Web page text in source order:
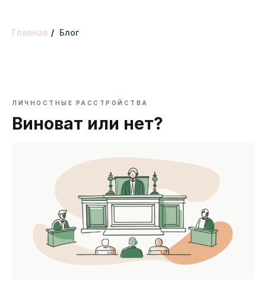
Главная / Блог
ЛИЧНОСТНЫЕ РАССТРОЙСТВА
Виноват или нет?